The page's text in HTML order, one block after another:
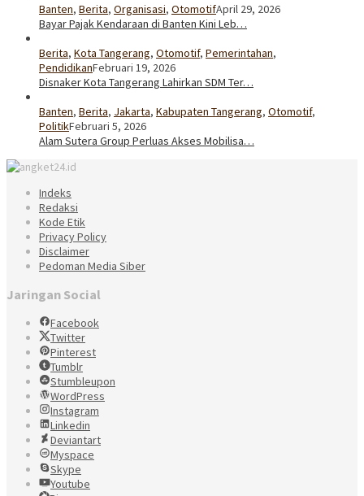
Banten, Berita, Organisasi, OtomotifApril 29, 2026
Bayar Pajak Kendaraan di Banten Kini Leb…
Berita, Kota Tangerang, Otomotif, Pemerintahan,
PendidikanFebruari 19, 2026
Disnaker Kota Tangerang Lahirkan SDM Ter…
Banten, Berita, Jakarta, Kabupaten Tangerang, Otomotif,
PolitikFebruari 5, 2026
Alam Sutera Group Perluas Akses Mobilisa…
Indeks
Redaksi
Kode Etik
Privacy Policy
Disclaimer
Pedoman Media Siber
Jaringan Social
Facebook
Twitter
Pinterest
Tumblr
Stumbleupon
WordPress
Instagram
Linkedin
Deviantart
Myspace
Skype
Youtube